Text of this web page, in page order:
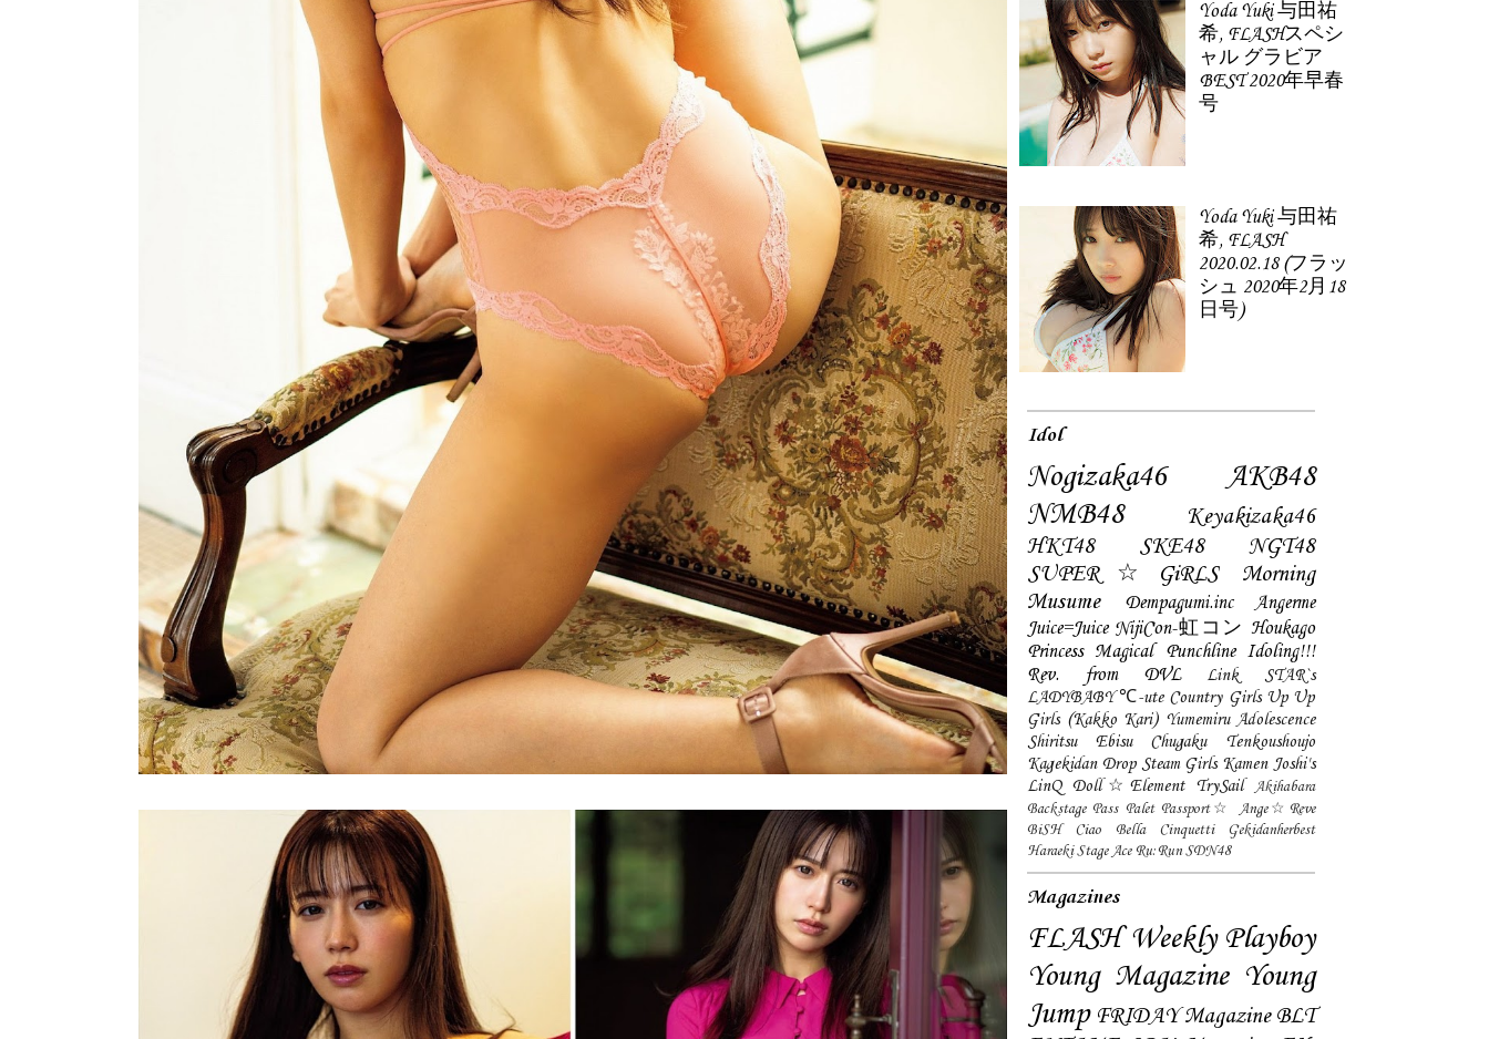
Yoda Yuki 与田祐
希, FLASHスペシ
ャル グラビア
BEST 2020年早春
号
Yoda Yuki 与田祐
希, FLASH
2020.02.18 (フラッ
シュ 2020年2月18
日号)
Idol
Nogizaka46
AKB48
NMB48
Keyakizaka46
HKT48
SKE48
NGT48
SUPER☆GiRLS
Morning
Musume
Dempagumi.inc
Angerme
Juice=Juice NijiCon-虹コン Houkago
Princess Magical Punchline Idoling!!!
Rev. from DVL
Link STAR`s
LADYBABY ℃-ute Country Girls Up Up
Girls (Kakko Kari) Yumemiru Adolescence
Shiritsu Ebisu Chugaku
Tenkoushoujo
Kagekidan Drop Steam Girls Kamen Joshi's
LinQ Doll☆Element TrySail
Akihabara
Backstage Pass Palet Passport☆
Ange☆Reve
BiSH
Ciao Bella Cinquetti
Gekidanherbest
Haraeki Stage Ace Ru:Run SDN48
Magazines
FLASH Weekly Playboy
Young Magazine Young
Jump FRIDAY Magazine BLT